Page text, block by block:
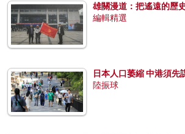
雄關漫道：把遙遠的歷
編輯精選
日本人口萎縮 中港須先
陸振球